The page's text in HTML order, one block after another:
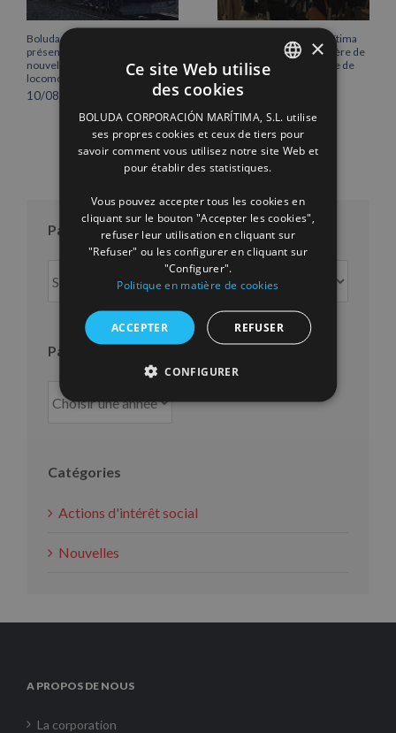
Boluda Shipping renforce sa
présence ferroviaire avec la
nouvelle identité visuelle de ses
locomotives
10/08/2026
Boluda Corporación Marítima
rejoint l’Assemblée plénière de
la Chambre de commerce de
Cantabrie
16/07/2026
Par mois
mois
Par an
Catégories
Actions d'intérêt social
Nouvelles
A PROPOS DE NOUS
La corporation
ENGLISH
FRENCH
×
Ce site Web utilise
des cookies
BOLUDA CORPORACIÓN MARÍTIMA, S.L. utilise
ses propres cookies et ceux de tiers pour
savoir comment vous utilisez notre site Web et
pour établir des statistiques.
Vous pouvez accepter tous les cookies en
cliquant sur le bouton "Accepter les cookies",
refuser leur utilisation en cliquant sur
"Refuser" ou les configurer en cliquant sur
"Configurer".
Politique en matière de cookies
ACCEPTER REFUSER
CONFIGURER